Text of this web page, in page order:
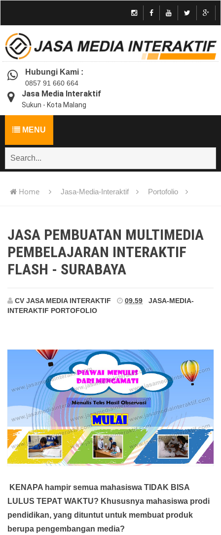
Hubungi Kami :
0857 91 660 664
Jasa Media Interaktif
Sukun - Kota Malang
MENU
Home Jasa-Media-Interaktif Portofolio
JASA PEMBUATAN MULTIMEDIA
PEMBELAJARAN INTERAKTIF
FLASH - SURABAYA
CV JASA MEDIA INTERAKTIF 09.59
JASA-MEDIA-
INTERAKTIF PORTOFOLIO
KENAPA hampir semua mahasiswa TIDAK BISA
LULUS TEPAT WAKTU? Khususnya mahasiswa prodi
pendidikan, yang dituntut untuk membuat produk
berupa pengembangan media?